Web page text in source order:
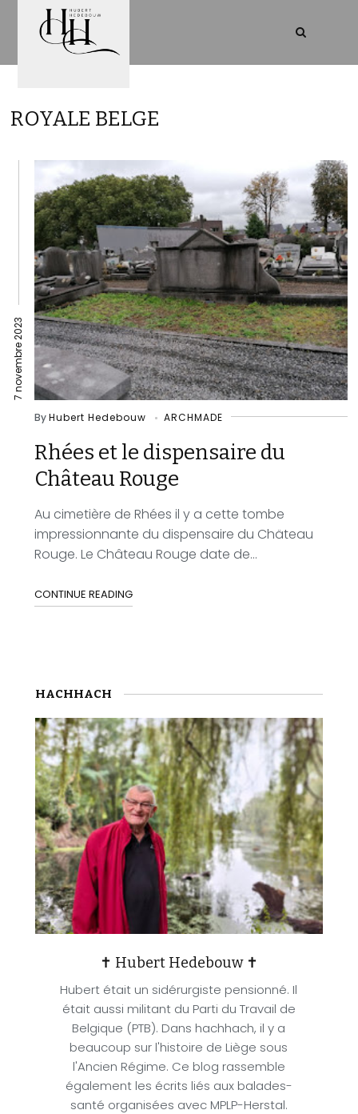
ROYALE BELGE
7 novembre 2023
ByHubert Hedebouw ARCHMADE
Rhées et le dispensaire du
Château Rouge
Au cimetière de Rhées il y a cette tombe
impressionnante du dispensaire du Chäteau
Rouge. Le Château Rouge date de...
CONTINUE READING
HACHHACH
✝ Hubert Hedebouw ✝
Hubert était un sidérurgiste pensionné. Il
était aussi militant du Parti du Travail de
Belgique (PTB). Dans hachhach, il y a
beaucoup sur l'histoire de Liège sous
l'Ancien Régime. Ce blog rassemble
également les écrits liés aux balades-
santé organisées avec MPLP-Herstal.